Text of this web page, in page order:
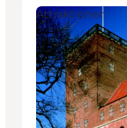
Attraktioner